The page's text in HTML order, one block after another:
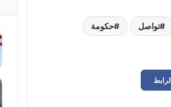
تواصل حكومة
سوق الجمعة يعلن إعادة فتح